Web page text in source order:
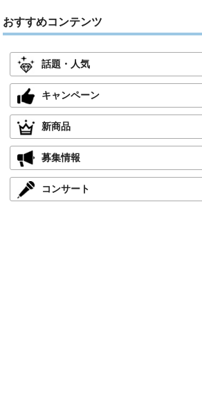
おすすめコンテンツ
話題・人気
キャンペーン
新商品
募集情報
コンサート